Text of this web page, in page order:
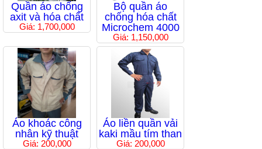
Quần áo chống
axit và hóa chất
Giá: 1,700,000
Bộ quần áo
chống hóa chất
Microchem 4000
Giá: 1,150,000
Áo khoác công
nhân kỹ thuật
Giá: 200,000
Áo liền quần vải
kaki mầu tím than
Giá: 200,000